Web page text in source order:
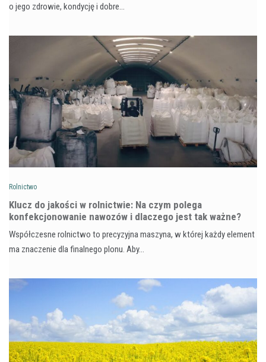
o jego zdrowie, kondycję i dobre…
Rolnictwo
Klucz do jakości w rolnictwie: Na czym polega
konfekcjonowanie nawozów i dlaczego jest tak ważne?
Współczesne rolnictwo to precyzyjna maszyna, w której każdy element
ma znaczenie dla finalnego plonu. Aby…